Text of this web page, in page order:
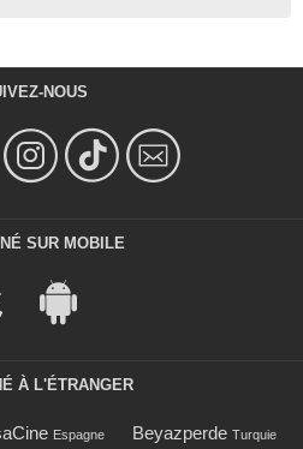
NOUS
SUR MOBILE
À L'ÉTRANGER
Espagne Beyazperde Turquie